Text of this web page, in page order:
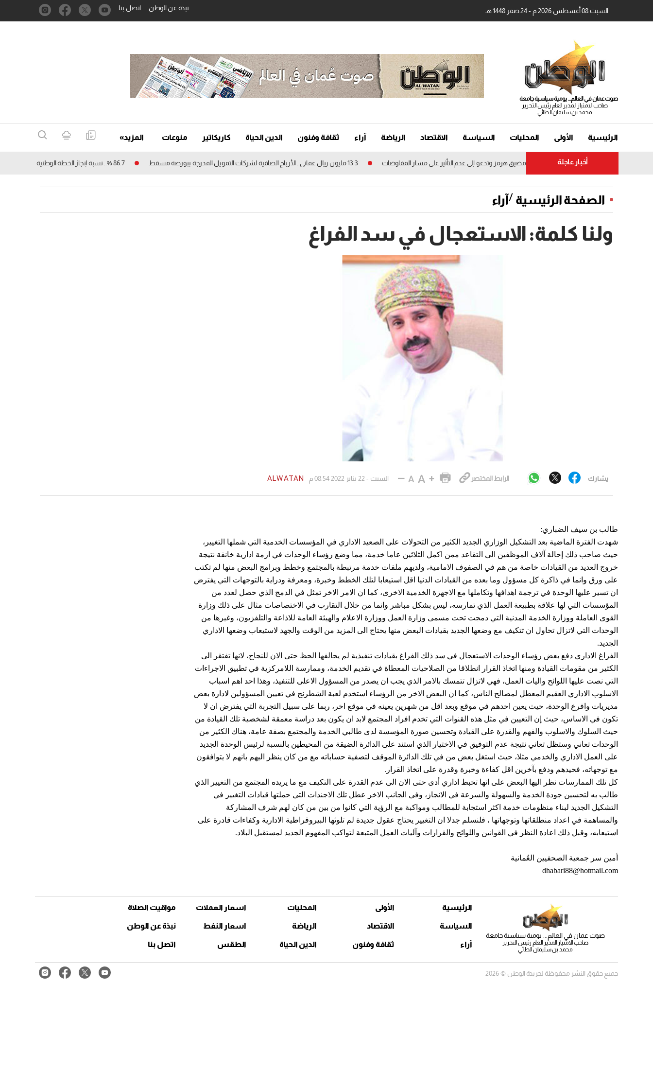
السبت 08 أغسطس 2026 م - 24 صفر 1448 هـ نبذة عن الوطن اتصل بنا
صوت عمان في العالم... يومية سياسية جامعة
صاحب الامتياز المدير العام رئيس التحرير
محمد بن سليمان الطائي
الرئيسية الأولى المحليات السياسة الاقتصاد الرياضة آراء ثقافة وفنون الدين الحياة كاريكاتير منوعات المزيد»
أخبار عاجلة
عُمان تستنكر الاعتداءات على السفن في مضيق هرمز وتدعو إلى عدم التأثير على مسار المفاوضات 13.3 مليون ريال عماني.. الأرباح الصافية لشركات التمويل المدرجة ببورصة مسقط 86.7 %.. نسبة إنجاز الخطة الوطنية للتجارة الإلكترونية
الصفحة الرئيسية /آراء
ولنا كلمة: الاستعجال في سد الفراغ
يشارك الرابط المختصر السبت - 22 يناير 2022 08:54 م ALWATAN
طالب بن سيف الضباري:
شهدت الفترة الماضية بعد التشكيل الوزاري الجديد الكثير من التحولات على الصعيد الاداري في المؤسسات الخدمية التي شملها التغيير،
حيث صاحب ذلك إحالة آلاف الموظفين الى التقاعد ممن اكمل الثلاثين عاما خدمة، مما وضع رؤساء الوحدات في ازمة ادارية خانقة نتيجة
خروج العديد من القيادات خاصة من هم في الصفوف الامامية، ولديهم ملفات خدمة مرتبطة بالمجتمع وخطط وبرامج البعض منها لم تكتب
على ورق وانما في ذاكرة كل مسؤول وما بعده من القيادات الدنيا اقل استيعابا لتلك الخطط وخبرة، ومعرفة ودراية بالتوجهات التي يفترض
ان تسير عليها الوحدة في ترجمة اهدافها وتكاملها مع الاجهزة الخدمية الاخرى، كما ان الامر الاخر تمثل في الدمج الذي حصل لعدد من
المؤسسات التي لها علاقة بطبيعة العمل الذي تمارسه، ليس بشكل مباشر وانما من خلال التقارب في الاختصاصات مثال على ذلك وزارة
القوى العاملة ووزارة الخدمة المدنية التي دمجت تحت مسمى وزارة العمل ووزارة الاعلام والهيئة العامة للاذاعة والتلفزيون، وغيرها من
الوحدات التي لاتزال تحاول ان تتكيف مع وضعها الجديد بقيادات البعض منها يحتاج الى المزيد من الوقت والجهد لاستيعاب وضعها الاداري
الجديد.
الفراغ الاداري دفع بعض رؤساء الوحدات الاستعجال في سد ذلك الفراغ بقيادات تنفيذية لم يحالفها الحظ حتى الان للنجاح، لانها تفتقر الى
الكثير من مقومات القيادة ومنها اتخاذ القرار انطلاقا من الصلاحيات المعطاة في تقديم الخدمة، وممارسة اللامركزية في تطبيق الاجراءات
التي نصت عليها اللوائح واليات العمل، فهي لاتزال تتمسك بالامر الذي يجب ان يصدر من المسؤول الاعلى للتنفيذ، وهذا احد اهم اسباب
الاسلوب الاداري العقيم المعطل لمصالح الناس، كما ان البعض الاخر من الرؤساء استخدم لعبة الشطرنج في تعيين المسؤولين لادارة بعض
مديريات وافرع الوحدة، حيث يعين احدهم في موقع وبعد اقل من شهرين يعينه في موقع اخر، ربما على سبيل التجربة التي يفترض ان لا
تكون في الاساس، حيث إن التعيين في مثل هذه القنوات التي تخدم افراد المجتمع لابد ان يكون بعد دراسة معمقة لشخصية تلك القيادة من
حيث السلوك والاسلوب والفهم والقدرة على القيادة وتحسين صورة المؤسسة لدى طالبي الخدمة والمجتمع بصفة عامة، هناك الكثير من
الوحدات تعاني وستظل تعاني نتيجة عدم التوفيق في الاختيار الذي استند على الدائرة الضيقة من المحيطين بالنسبة لرئيس الوحدة الجديد
على العمل الاداري والخدمي مثلا، حيث استغل بعض من في تلك الدائرة الموقف لتصفية حساباته مع من كان ينظر اليهم بانهم لا يتوافقون
مع توجهاته، فحيدهم ودفع بآخرين اقل كفاءة وخبرة وقدرة على اتخاذ القرار.
كل تلك الممارسات نظر اليها البعض على انها تخبط اداري أدى حتى الان الى عدم القدرة على التكيف مع ما يريده المجتمع من التغيير الذي
طالب به لتحسين جودة الخدمة والسهولة والسرعة في الانجاز، وفي الجانب الاخر عطل تلك الاجندات التي حملتها قيادات التغيير في
التشكيل الجديد لبناء منظومات خدمة اكثر استجابة للمطالب ومواكبة مع الرؤية التي كانوا من بين من كان لهم شرف المشاركة
والمساهمة في اعداد منطلقاتها وتوجهاتها ، فلنسلم جدلا ان التغيير يحتاج عقول جديدة لم تلوثها البيروقراطية الادارية وكفاءات قادرة على
استيعابه، وقبل ذلك اعادة النظر في القوانين واللوائح والقرارات وآليات العمل المتبعة لتواكب المفهوم الجديد لمستقبل البلاد.
أمين سر جمعية الصحفيين العُمانية
dhabari88@hotmail.com
صوت عمان في العالم... يومية سياسية جامعة
صاحب الامتياز المدير العام رئيس التحرير
محمد بن سليمان الطائي
الرئيسية
السياسة
آراء
الأولى
الاقتصاد
ثقافة وفنون
المحليات
الرياضة
الدين الحياة
اسعار العملات
اسعار النفط
الطقس
مواقيت الصلاة
نبذة عن الوطن
اتصل بنا
جميع حقوق النشر محفوظة لجريدة الوطن © 2026